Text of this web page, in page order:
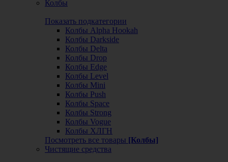
Колбы
Показать подкатегории
Колбы Alpha Hookah
Колбы Darkside
Колбы Delta
Колбы Drop
Колбы Edge
Колбы Level
Колбы Mini
Колбы Push
Колбы Space
Колбы Strong
Колбы Vogue
Колбы ХЛГН
Посмотреть все товары [Колбы]
Чистящие средства